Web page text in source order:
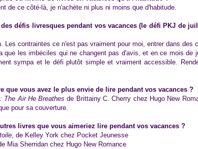
de ce côté-là, je n'achète ni plus ni moins que d'habitude.
des défis livresques pendant vos vacances (le défi PKJ de
Les contraintes ce n'est pas vraiment pour moi, entrer dans des
que les imbéciles qui ne changent pas d'avis, et en ce mois
sympa et le défi plutôt simple et vraiment accessible.
que vous avez le plus envie de lire pendant vos vacances ?
The Air He Breathes de Brittainy C. Cherry chez Hugo New
pour sa couverture.
livres que vous aimeriez lire pendant vos vacances ?
, de Kelley York chez Pocket Jeunesse
Mia Sherridan chez Hugo New Romance